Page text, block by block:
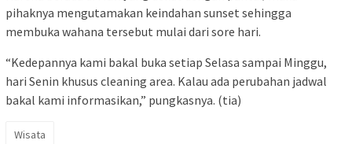
pihaknya mengutamakan keindahan sunset sehingga
membuka wahana tersebut mulai dari sore hari.
“Kedepannya kami bakal buka setiap Selasa sampai Minggu,
hari Senin khusus cleaning area. Kalau ada perubahan jadwal
bakal kami informasikan,” pungkasnya. (tia)
Wisata